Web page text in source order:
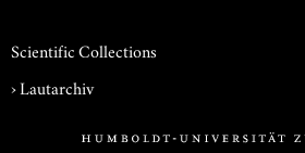
Scientific Collections
›Lautarchiv